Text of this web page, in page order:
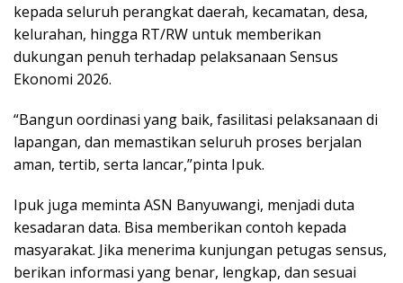
kepada seluruh perangkat daerah, kecamatan, desa,
kelurahan, hingga RT/RW untuk memberikan
dukungan penuh terhadap pelaksanaan Sensus
Ekonomi 2026.
“Bangun oordinasi yang baik, fasilitasi pelaksanaan di
lapangan, dan memastikan seluruh proses berjalan
aman, tertib, serta lancar,”pinta Ipuk.
Ipuk juga meminta ASN Banyuwangi, menjadi duta
kesadaran data. Bisa memberikan contoh kepada
masyarakat. Jika menerima kunjungan petugas sensus,
berikan informasi yang benar, lengkap, dan sesuai